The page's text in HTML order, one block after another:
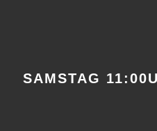
SAMSTAG